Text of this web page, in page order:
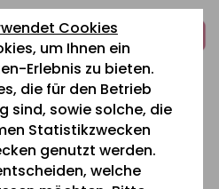
Cookies
um Ihnen ein
Erlebnis zu bieten.
die für den Betrieb
sind, sowie solche, die
Statistikzwecken
genutzt werden.
welche
40 60